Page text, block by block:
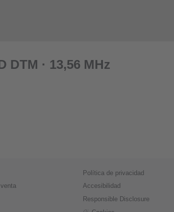
DTM · 13,56 MHz
Política de privacidad
Accesibilidad
Responsible Disclosure